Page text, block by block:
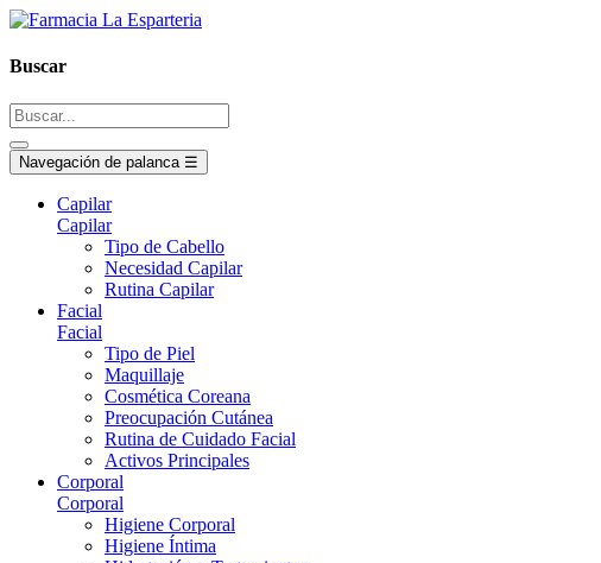
Buscar
Navegación de palanca ☰
Capilar
Capilar
Tipo de Cabello
Necesidad Capilar
Rutina Capilar
Facial
Facial
Tipo de Piel
Maquillaje
Cosmética Coreana
Preocupación Cutánea
Rutina de Cuidado Facial
Activos Principales
Corporal
Corporal
Higiene Corporal
Higiene Íntima